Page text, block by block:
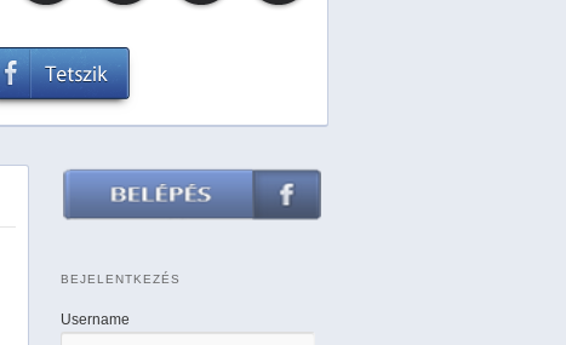
BEJELENTKEZÉS
Username